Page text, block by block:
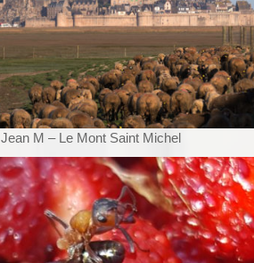
M – Le Mont Saint Michel